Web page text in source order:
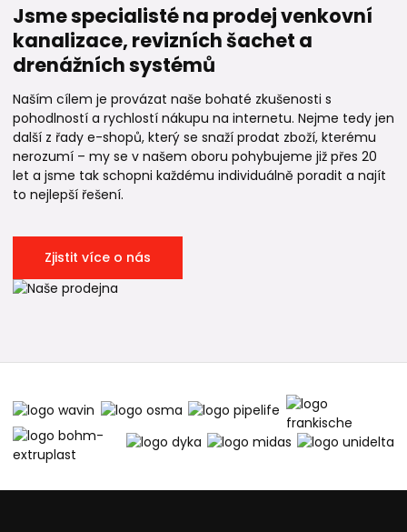
Jsme specialisté na prodej venkovní
kanalizace, revizních šachet a
drenážních systémů
Naším cílem je provázat naše bohaté zkušenosti s
pohodlností a rychlostí nákupu na internetu. Nejme tedy jen
další z řady e-shopů, který se snaží prodat zboží, kterému
nerozumí – my se v našem oboru pohybujeme již přes 20
let a jsme tak schopni každému individuálně poradit a najít
to nejlepší řešení.
Zjistit více o nás